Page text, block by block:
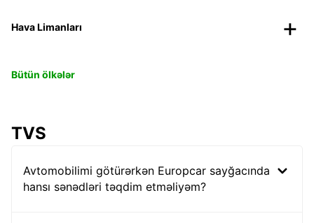
Hava Limanları
Bütün ölkələr
TVS
Avtomobilimi götürərkən Europcar sayğacında
hansı sənədləri təqdim etməliyəm?